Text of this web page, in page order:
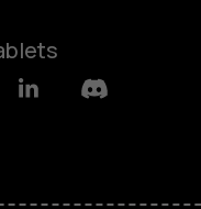
LinkedinDiscord